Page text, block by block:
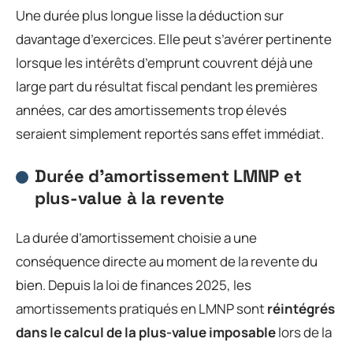
Une durée plus longue lisse la déduction sur
davantage d’exercices. Elle peut s’avérer pertinente
lorsque les intérêts d’emprunt couvrent déjà une
large part du résultat fiscal pendant les premières
années, car des amortissements trop élevés
seraient simplement reportés sans effet immédiat.
Durée d’amortissement LMNP et
plus-value à la revente
La durée d’amortissement choisie a une
conséquence directe au moment de la revente du
bien. Depuis la loi de finances 2025, les
amortissements pratiqués en LMNP sontréintégrés
dans le calcul de la plus-value imposablelors de la